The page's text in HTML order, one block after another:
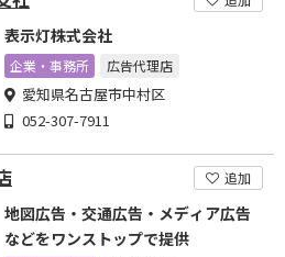
表示灯株式会社
企業・事務所 広告代理店
愛知県名古屋市中村区
052-307-7911
追加
地図広告・交通広告・メディア広告
などをワンストップで提供